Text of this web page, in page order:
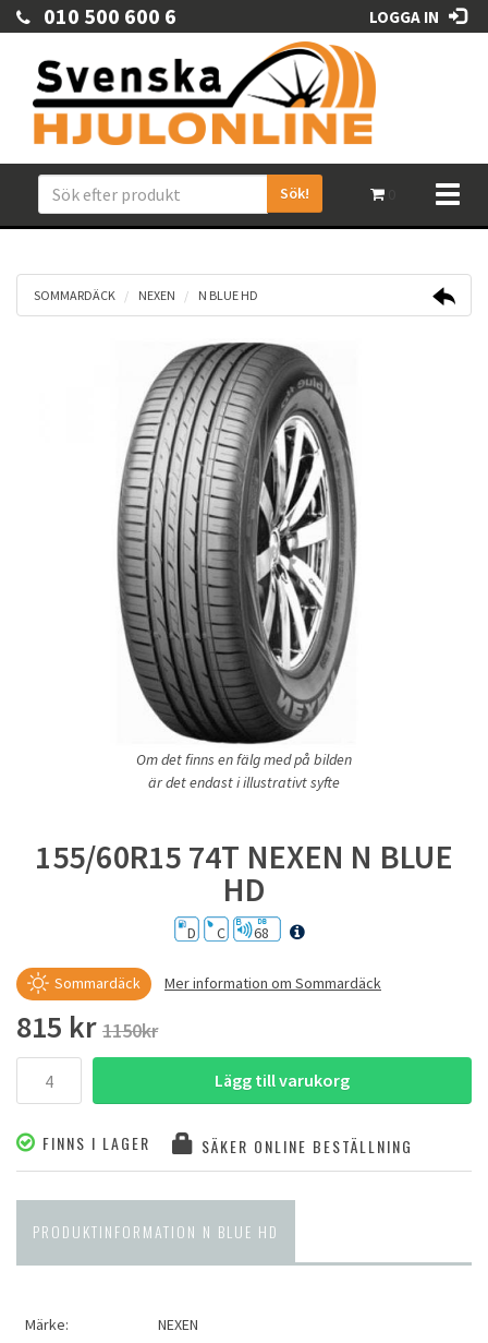
010 500 600 6 LOGGA IN
Sök!
SOMMARDÄCK NEXEN N BLUE HD
Om det finns en fälg med på bilden
är det endast i illustrativt syfte
155/60R15 74T NEXEN N BLUE
HD
D C 68
Sommardäck Mer information om Sommardäck
815 kr 1150kr
Lägg till varukorg
FINNS I LAGER SÄKER ONLINE BESTÄLLNING
PRODUKTINFORMATION N BLUE HD
Märke: NEXEN